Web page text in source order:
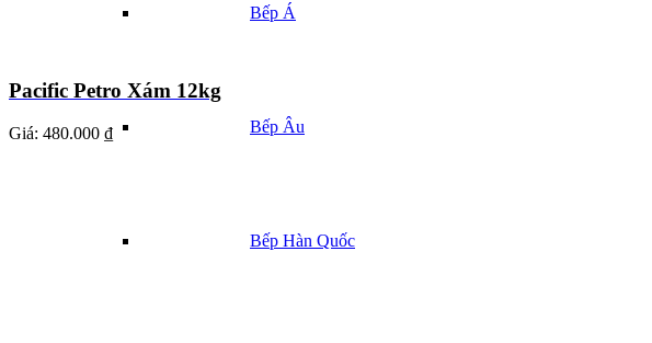
Bếp Á
Bếp Âu
Bếp Hàn Quốc
Pacific Petro Xám 12kg
Giá: 480.000 ₫